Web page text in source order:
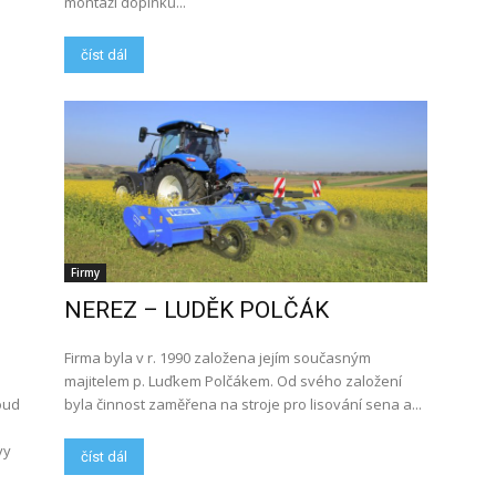
číst dál
Firmy
NEREZ – LUDĚK POLČÁK
Firma byla v r. 1990 založena jejím současným
majitelem p. Luďkem Polčákem. Od svého založení
byla činnost zaměřena na stroje pro lisování sena a...
číst dál